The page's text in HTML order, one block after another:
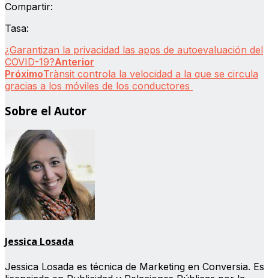
Compartir:
Tasa:
¿Garantizan la privacidad las apps de autoevaluación del
COVID-19?Anterior
PróximoTrànsit controla la velocidad a la que se circula
gracias a los móviles de los conductores
Sobre el Autor
Jessica Losada
Jessica Losada es técnica de Marketing en Conversia. Es